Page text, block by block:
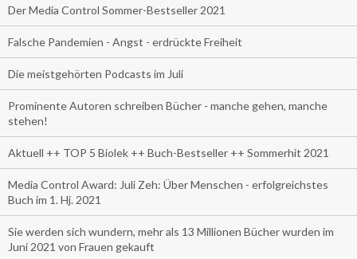
Der Media Control Sommer-Bestseller 2021
Falsche Pandemien - Angst - erdrückte Freiheit
Die meistgehörten Podcasts im Juli
Prominente Autoren schreiben Bücher - manche gehen, manche
stehen!
Aktuell ++ TOP 5 Biolek ++ Buch-Bestseller ++ Sommerhit 2021
Media Control Award: Juli Zeh: Über Menschen - erfolgreichstes
Buch im 1. Hj. 2021
Sie werden sich wundern, mehr als 13 Millionen Bücher wurden im
Juni 2021 von Frauen gekauft